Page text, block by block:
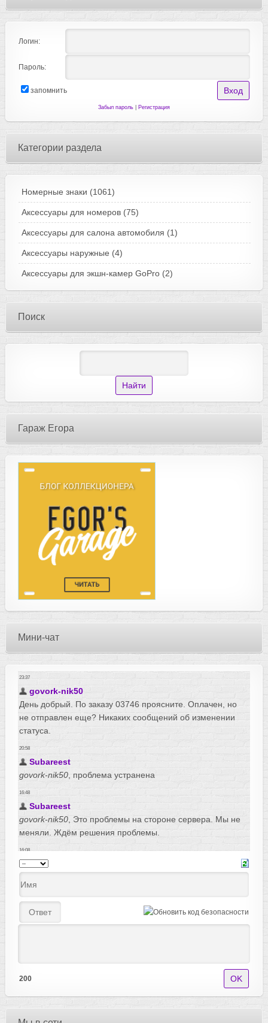
Логин:
Пароль:
запомнить
Забыл пароль| Регистрация
Категории раздела
Номерные знаки (1061)
Аксессуары для номеров (75)
Аксессуары для салона автомобиля (1)
Аксессуары наружные (4)
Аксессуары для экшн-камер GoPro (2)
Поиск
Гараж Егора
Мини-чат
200